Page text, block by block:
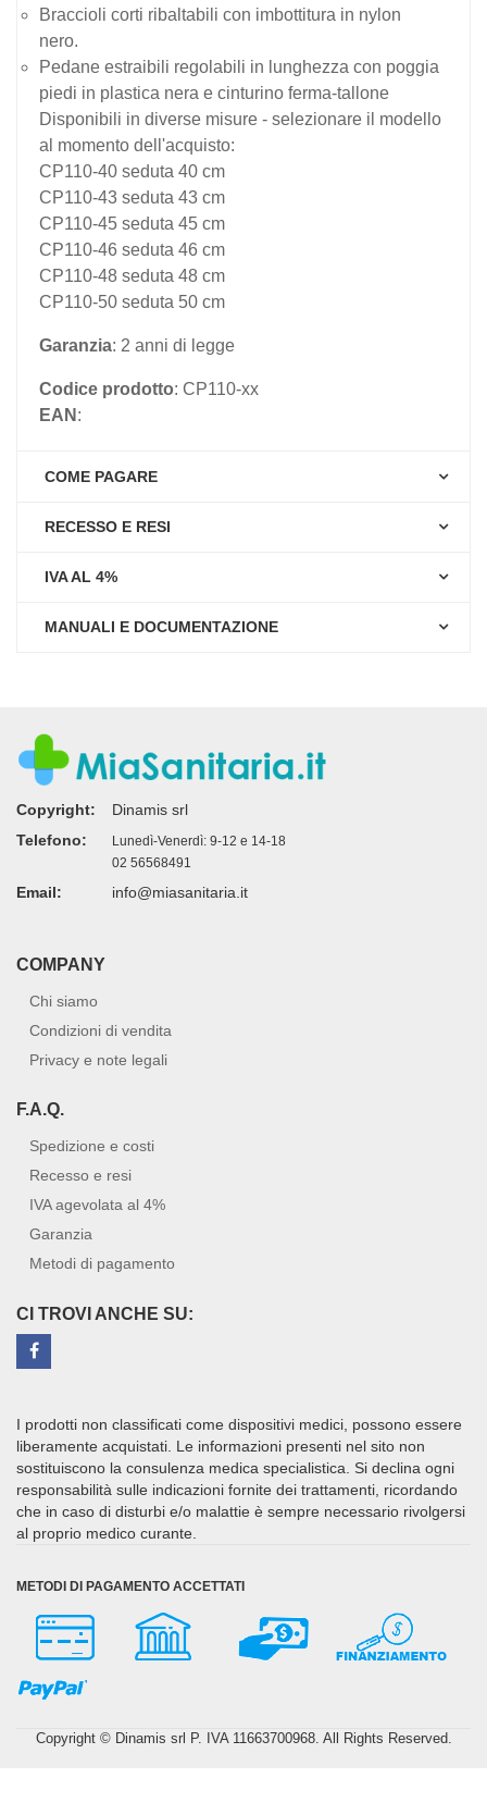
Braccioli corti ribaltabili con imbottitura in nylon
nero.
Pedane estraibili regolabili in lunghezza con poggia
piedi in plastica nera e cinturino ferma-tallone
Disponibili in diverse misure - selezionare il modello
al momento dell'acquisto:
CP110-40 seduta 40 cm
CP110-43 seduta 43 cm
CP110-45 seduta 45 cm
CP110-46 seduta 46 cm
CP110-48 seduta 48 cm
CP110-50 seduta 50 cm
Garanzia: 2 anni di legge
Codice prodotto: CP110-xx
EAN :
COME PAGARE
RECESSO E RESI
IVA AL 4%
MANUALI E DOCUMENTAZIONE
Copyright:
Dinamis srl
Telefono:
Lunedì-Venerdì: 9-12 e 14-18
02 56568491
Email: info@miasanitaria.it
COMPANY
Chi siamo
Condizioni di vendita
Privacy e note legali
F.A.Q.
Spedizione e costi
Recesso e resi
IVA agevolata al 4%
Garanzia
Metodi di pagamento
CI TROVI ANCHE SU:
I prodotti non classificati come dispositivi medici, possono essere
liberamente acquistati. Le informazioni presenti nel sito non
sostituiscono la consulenza medica specialistica. Si declina ogni
responsabilità sulle indicazioni fornite dei trattamenti, ricordando
che in caso di disturbi e/o malattie è sempre necessario rivolgersi
al proprio medico curante.
METODI DI PAGAMENTO ACCETTATI
Copyright © Dinamis srl P. IVA 11663700968. All Rights Reserved.